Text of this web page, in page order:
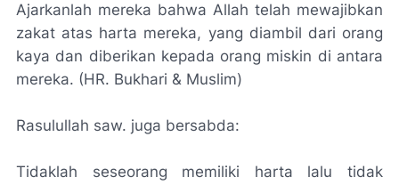
Ajarkanlah mereka bahwa Allah telah mewajibkan
zakat atas harta mereka, yang diambil dari orang
kaya dan diberikan kepada orang miskin di antara
mereka. (HR. Bukhari & Muslim)
Rasulullah saw. juga bersabda:
Tidaklah seseorang memiliki harta lalu tidak